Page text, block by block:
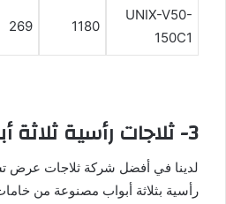
UNIX-V50-
150C1
1180
269
3- ثلاجات رأسية ثلاثة أبواب
لدينا في أفضل شركة ثلاجات عرض
رأسية بثلاثة أبواب مصنوعة من